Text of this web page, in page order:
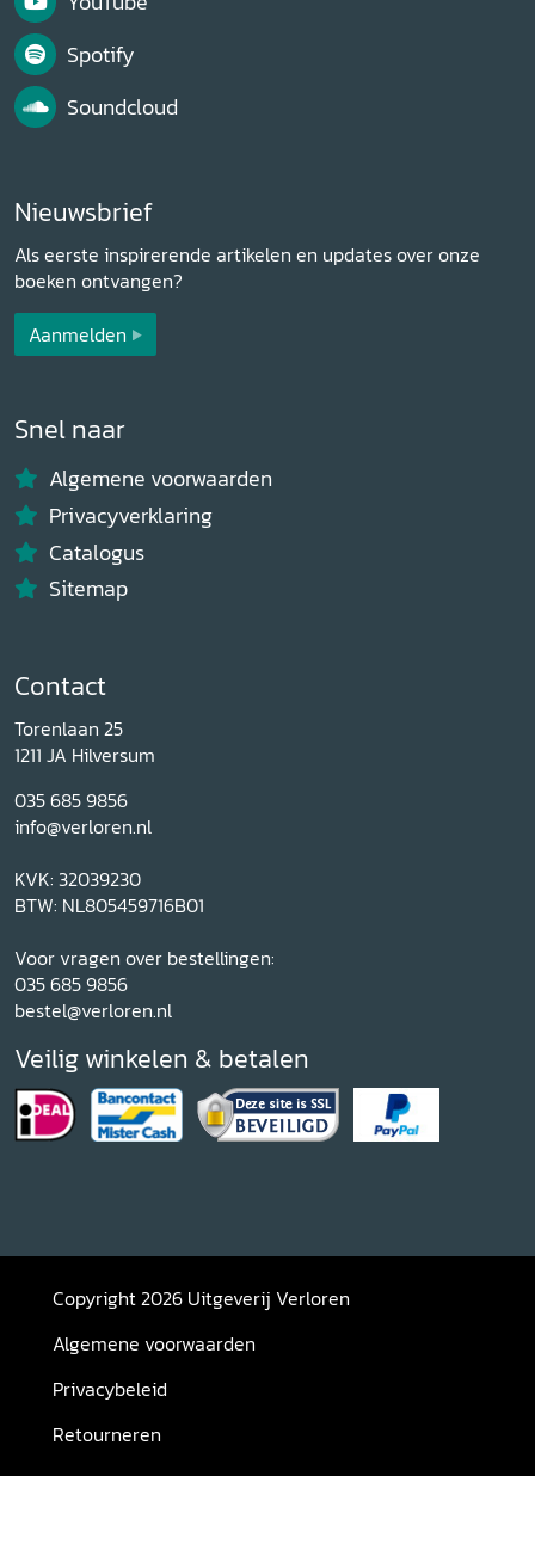
Spotify
Soundcloud
Nieuwsbrief
Als eerste inspirerende artikelen en updates over onze
boeken ontvangen?
Aanmelden
Snel naar
Algemene voorwaarden
Privacyverklaring
Catalogus
Sitemap
Contact
Torenlaan 25
1211 JA Hilversum
035 685 9856
info@verloren.nl
KVK: 32039230
BTW: NL805459716B01
Voor vragen over bestellingen:
035 685 9856
bestel@verloren.nl
Veilig winkelen & betalen
Copyright 2026 Uitgeverij Verloren
Algemene voorwaarden
Privacybeleid
Retourneren